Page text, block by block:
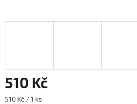
510 Kč
Měrná
510 Kč / 1 ks